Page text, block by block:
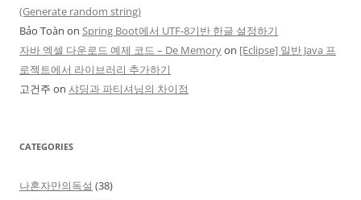
(Generate random string)
Bảo Toàn on Spring Boot에서 UTF-8기반 한글 설정하기
자바 엑셀 다운로드 예제 코드 – De Memoryon [Eclipse] 일반 Java 프
로젝트에서 라이브러리 추가하기
고건주 on 샤딩과 파티셔닝의 차이점
CATEGORIES
나혼자만의독설 (38)